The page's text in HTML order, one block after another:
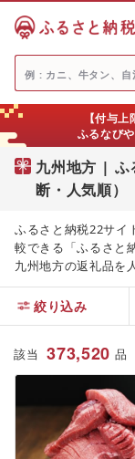
【付与
ふるなび
九州地方 | ふ
断・人気順）
ふるさと納税22サイ
較できる「ふるさと
九州地方の返礼品を
絞り込み
該当 373,520 品